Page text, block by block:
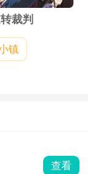
裁判
镇
查看